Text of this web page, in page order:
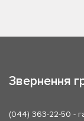
Звернення
(044) 363-22-50 -